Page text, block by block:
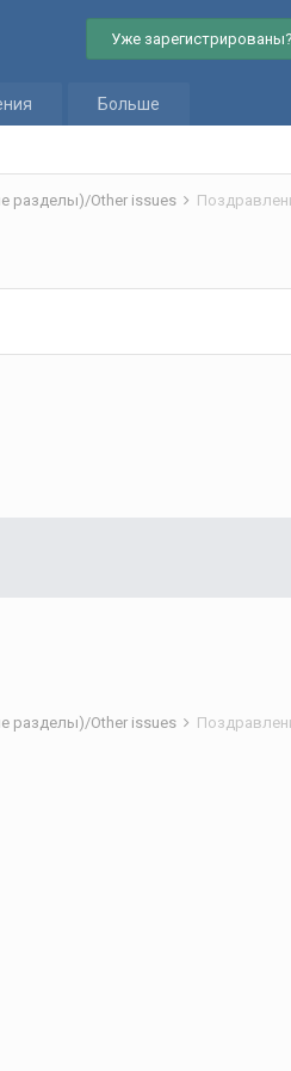
Уже
Больше
разделы)/Other issues
разделы)/Other issues